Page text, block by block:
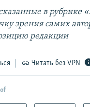
в рубрике
зрения самих
редакции
Читать без VPN